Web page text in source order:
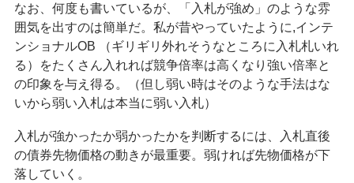
なお、何度も書いているが、「入札が強め」のような雰
囲気を出すのは簡単だ。私が昔やっていたように,インテ
ンショナルOB （ギリギリ外れそうなところに入札札いれ
る）をたくさん入れれば競争倍率は高くなり強い倍率と
の印象を与え得る。（但し弱い時はそのような手法はな
いから弱い入札は本当に弱い入札）
入札が強かったか弱かったかを判断するには、入札直後
の債券先物価格の動きが最重要。弱ければ先物価格が下
落していく。